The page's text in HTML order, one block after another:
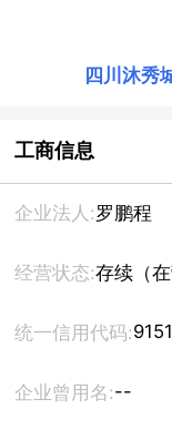
四川沐秀
工商信息
企业法人:罗鹏程
经营状态:存续（
统一信用代码:
企业曾用名:--